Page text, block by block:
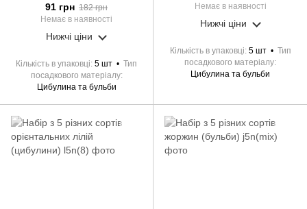
91 грн 182 грн
Немає в наявності
Нижчі ціни
Кількість в упаковці 5 шт
Тип
посадкового матеріалу
Цибулина та бульби
Немає в наявності
Нижчі ціни
Кількість в упаковці 5 шт
Тип
посадкового матеріалу
Цибулина та бульби